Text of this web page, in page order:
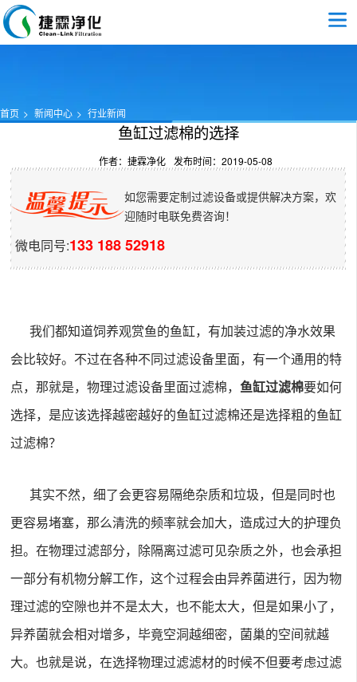
首页 新闻中心 行业新闻
鱼缸过滤棉的选择
作者：捷霖净化 发布时间：2019-05-08
如您需要定制过滤设备或提供解决方案，欢
迎随时电联免费咨询！
微电同号:133 188 52918
我们都知道饲养观赏鱼的鱼缸，有加装过滤的净水效果
会比较好。不过在各种不同过滤设备里面，有一个通用的特
点，那就是， 物理过滤设备里面过滤棉， 鱼缸过滤棉要如何
选择，是应该选择越密越好的鱼缸过滤棉还是选择粗的鱼缸
过滤棉？
其实不然，细了会更容易隔绝杂质和垃圾，但是同时也
更容易堵塞，那么清洗的频率就会加大，造成过大的护理负
担。在物理过滤部分，除隔离过滤可见杂质之外，也会承担
一部分有机物分解工作，这个过程会由异养菌进行，因为物
理过滤的空隙也并不是太大，也不能太大，但是如果小了，
异养菌就会相对增多，毕竟空洞越细密，菌巢的空间就越
大。也就是说，在选择物理过滤滤材的时候不但要考虑过滤